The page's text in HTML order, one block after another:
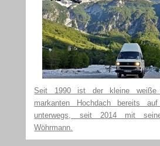
Seit 1990 ist der kleine weiße
markanten Hochdach bereits
unterwegs, seit 2014 mit
Wöhrmann.